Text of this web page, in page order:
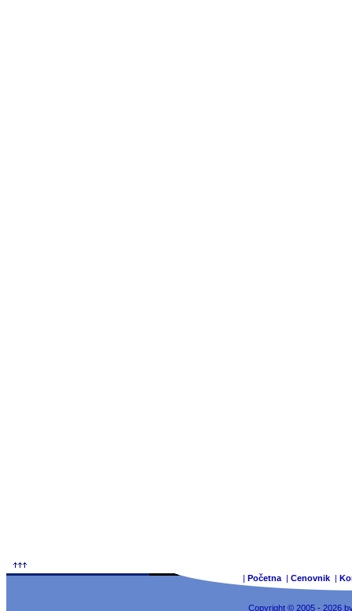
| Početna | Cenovnik |
Copyright © 2005 - 2026